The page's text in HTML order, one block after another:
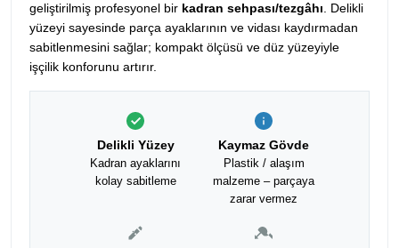
geliştirilmiş profesyonel bir kadran sehpası/tezgâhı. Delikli
yüzeyi sayesinde parça ayaklarının ve vidası kaydırmadan
sabitlenmesini sağlar; kompakt ölçüsü ve düz yüzeyiyle
işçilik konforunu artırır.
Delikli Yüzey
Kadran ayaklarını
kolay sabitleme
Kaymaz Gövde
Plastik / alaşım
malzeme – parçaya
zarar vermez